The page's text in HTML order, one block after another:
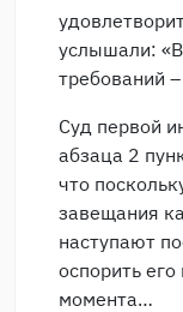
услышали:
требований
Суд первой
абзаца 2
что
завещания
наступают
оспорить
момента…